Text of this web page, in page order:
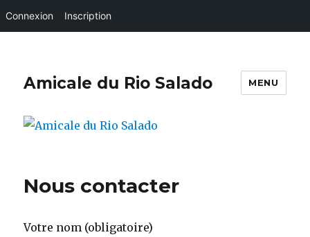
Connexion Inscription
Amicale du Rio Salado MENU
Nous contacter
Votre nom (obligatoire)